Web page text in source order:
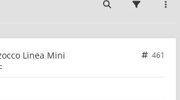
Linea Mini
461